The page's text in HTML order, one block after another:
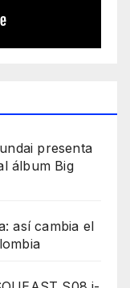
presenta
álbum Big
así cambia el